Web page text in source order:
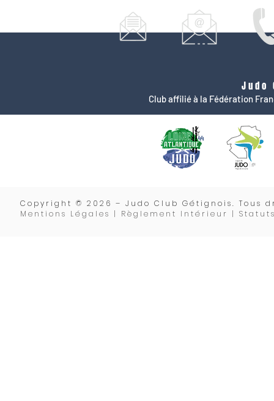
Judo
Club affilié à la Fédération
Copyrigh t © 2026 – Judo Club Gétignois. Tous
Mentions Légales | Règlement Intérieur |